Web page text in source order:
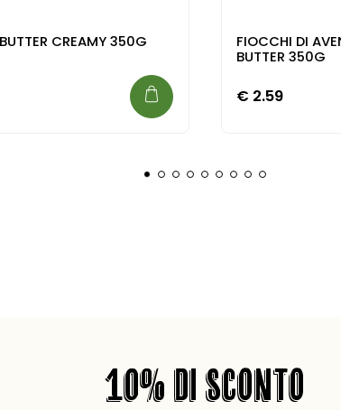
CREAMY 350G
FIOCCHI DI
BUTTER 350G
€ 2.59
10% DI SCONTO